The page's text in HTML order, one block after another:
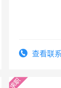
查看联